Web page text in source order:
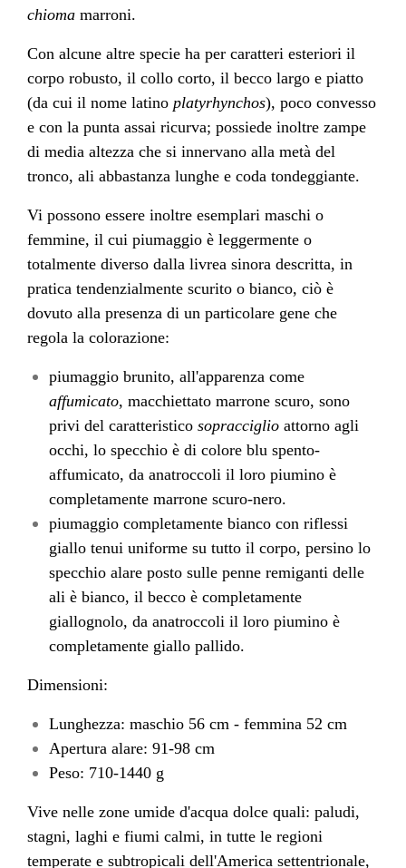
chioma marroni.
Con alcune altre specie ha per caratteri esteriori il
corpo robusto, il collo corto, il becco largo e piatto
(da cui il nome latino platyrhynchos), poco convesso
e con la punta assai ricurva; possiede inoltre zampe
di media altezza che si innervano alla metà del
tronco, ali abbastanza lunghe e coda tondeggiante.
Vi possono essere inoltre esemplari maschi o
femmine, il cui piumaggio è leggermente o
totalmente diverso dalla livrea sinora descritta, in
pratica tendenzialmente scurito o bianco, ciò è
dovuto alla presenza di un particolare gene che
regola la colorazione:
piumaggio brunito, all'apparenza come
affumicato, macchiettato marrone scuro, sono
privi del caratteristico sopracciglio attorno agli
occhi, lo specchio è di colore blu spento-
affumicato, da anatroccoli il loro piumino è
completamente marrone scuro-nero.
piumaggio completamente bianco con riflessi
giallo tenui uniforme su tutto il corpo, persino lo
specchio alare posto sulle penne remiganti delle
ali è bianco, il becco è completamente
giallognolo, da anatroccoli il loro piumino è
completamente giallo pallido.
Dimensioni:
Lunghezza: maschio 56 cm - femmina 52 cm
Apertura alare: 91-98 cm
Peso: 710-1440 g
Vive nelle zone umide d'acqua dolce quali: paludi,
stagni, laghi e fiumi calmi, in tutte le regioni
temperate e subtropicali dell'America settentrionale,